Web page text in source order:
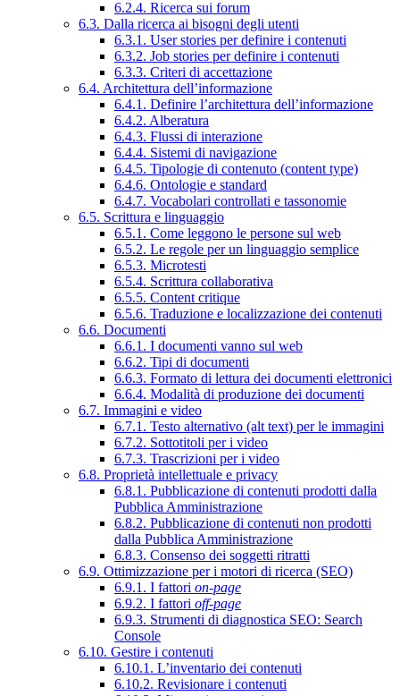
6.2.4. Ricerca sui forum
6.3. Dalla ricerca ai bisogni degli utenti
6.3.1. User stories per definire i contenuti
6.3.2. Job stories per definire i contenuti
6.3.3. Criteri di accettazione
6.4. Architettura dell’informazione
6.4.1. Definire l’architettura dell’informazione
6.4.2. Alberatura
6.4.3. Flussi di interazione
6.4.4. Sistemi di navigazione
6.4.5. Tipologie di contenuto (content type)
6.4.6. Ontologie e standard
6.4.7. Vocabolari controllati e tassonomie
6.5. Scrittura e linguaggio
6.5.1. Come leggono le persone sul web
6.5.2. Le regole per un linguaggio semplice
6.5.3. Microtesti
6.5.4. Scrittura collaborativa
6.5.5. Content critique
6.5.6. Traduzione e localizzazione dei contenuti
6.6. Documenti
6.6.1. I documenti vanno sul web
6.6.2. Tipi di documenti
6.6.3. Formato di lettura dei documenti elettronici
6.6.4. Modalità di produzione dei documenti
6.7. Immagini e video
6.7.1. Testo alternativo (alt text) per le immagini
6.7.2. Sottotitoli per i video
6.7.3. Trascrizioni per i video
6.8. Proprietà intellettuale e privacy
6.8.1. Pubblicazione di contenuti prodotti dalla
Pubblica Amministrazione
6.8.2. Pubblicazione di contenuti non prodotti
dalla Pubblica Amministrazione
6.8.3. Consenso dei soggetti ritratti
6.9. Ottimizzazione per i motori di ricerca (SEO)
6.9.1. I fattori on-page
6.9.2. I fattori off-page
6.9.3. Strumenti di diagnostica SEO: Search
Console
6.10. Gestire i contenuti
6.10.1. L’inventario dei contenuti
6.10.2. Revisionare i contenuti